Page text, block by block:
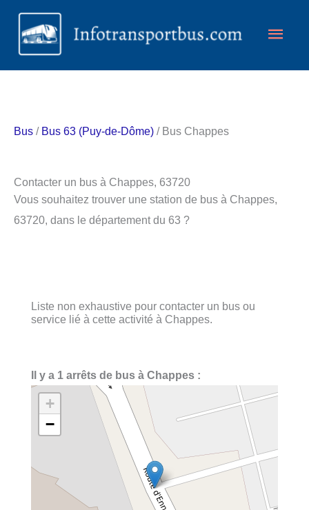
Aller
contenu
Bus / Bus 63 (Puy-de-Dôme) / Bus Chappes
Contacter un bus à Chappes, 63720
Vous souhaitez trouver une station de bus à Chappes,
63720, dans le département du 63 ?
Liste non exhaustive pour contacter un bus ou
service lié à cette activité à Chappes.
Il y a 1 arrêts de bus à Chappes :
+
−